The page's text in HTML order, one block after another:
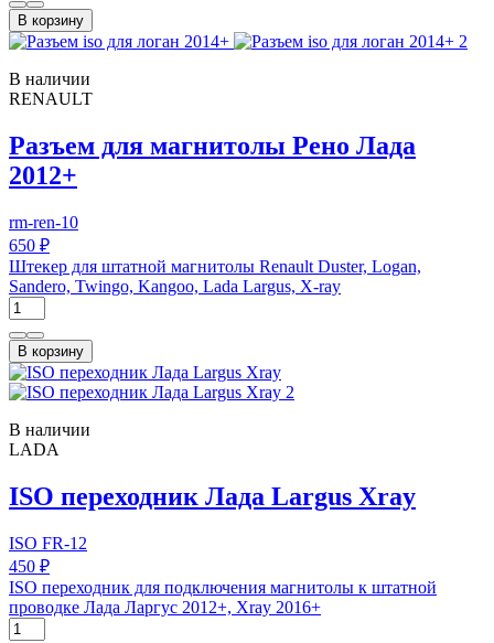
В корзину
В наличии
RENAULT
Разъем для магнитолы Рено Лада
2012+
rm-ren-10
650 ₽
Штекер для штатной магнитолы Renault Duster, Logan,
Sandero, Twingo, Kangoo, Lada Largus, X-ray
В корзину
В наличии
LADA
ISO переходник Лада Largus Xray
ISO FR-12
450 ₽
ISO переходник для подключения магнитолы к штатной
проводке Лада Ларгус 2012+, Xray 2016+